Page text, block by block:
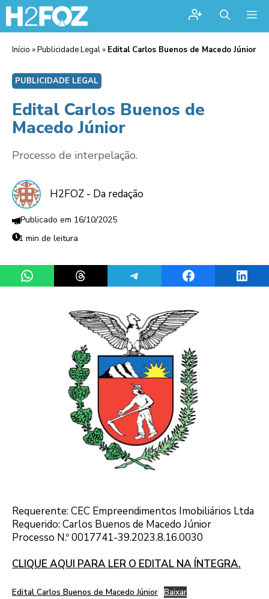
Início »Publicidade Legal » Edital Carlos Buenos de Macedo Júnior
PUBLICIDADE LEGAL
Edital Carlos Buenos de
Macedo Júnior
Processo de interpelação.
H2FOZ - Da redação
16/10/2025
1 min de leitura
Share on WhatsAppShare on ThreadsShare on TelegramShare on Facebook
Requerente: CEC Empreendimentos Imobiliários Ltda
Requerido: Carlos Buenos de Macedo Júnior
Processo N.º 0017741-39.2023.8.16.0030
CLIQUE AQUI PARA LER O EDITAL NA ÍNTEGRA.
Edital Carlos Buenos de Macedo Júnior Baixar